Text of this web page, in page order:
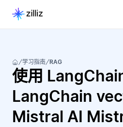
学习指南 RAG
使用 LangChain
LangChain
Mistral AI